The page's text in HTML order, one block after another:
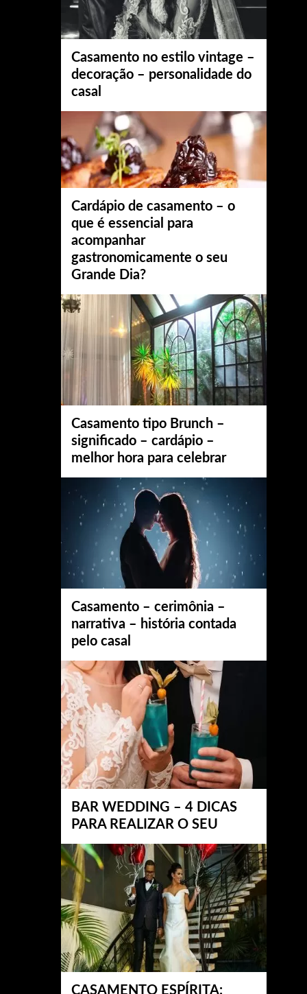
Casamento no estilo vintage –
decoração – personalidade do
casal
Cardápio de casamento – o
que é essencial para
acompanhar
gastronomicamente o seu
Grande Dia?
Casamento tipo Brunch –
significado – cardápio –
melhor hora para celebrar
Casamento – cerimônia –
narrativa – história contada
pelo casal
BAR WEDDING – 4 DICAS
PARA REALIZAR O SEU
CASAMENTO ESPÍRITA: